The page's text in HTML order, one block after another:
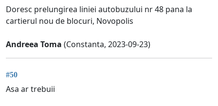
Doresc prelungirea liniei autobuzului nr 48 pana la
cartierul nou de blocuri, Novopolis
Andreea Toma (Constanta, 2023-09-23)
#50
Asa ar trebuii